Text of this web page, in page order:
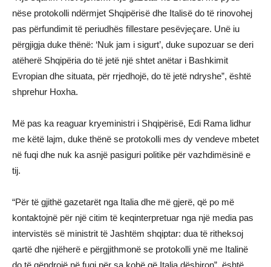
nëse protokolli ndërmjet Shqipërisë dhe Italisë do të rinovohej
pas përfundimit të periudhës fillestare pesëvjeçare. Unë iu
përgjigja duke thënë: ‘Nuk jam i sigurt’, duke supozuar se deri
atëherë Shqipëria do të jetë një shtet anëtar i Bashkimit
Evropian dhe situata, për rrjedhojë, do të jetë ndryshe”, është
shprehur Hoxha.
Më pas ka reaguar kryeministri i Shqipërisë, Edi Rama lidhur
me këtë lajm, duke thënë se protokolli mes dy vendeve mbetet
në fuqi dhe nuk ka asnjë pasiguri politike për vazhdimësinë e
tij.
“Për të gjithë gazetarët nga Italia dhe më gjerë, që po më
kontaktojnë për një citim të keqinterpretuar nga një media pas
intervistës së ministrit të Jashtëm shqiptar: dua të ritheksoj
qartë dhe njëherë e përgjithmonë se protokolli ynë me Italinë